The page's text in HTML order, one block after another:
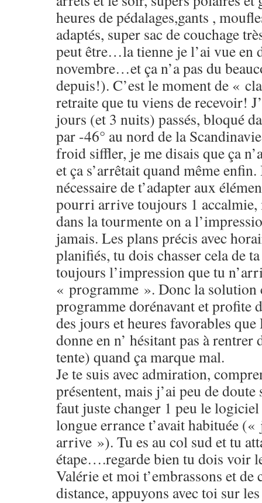
heures de pédalages,gants ,
adaptés, super sac de couchage
peut être…la tienne je l’ai vue en
novembre…et ça n’a pas du
depuis!). C’est le moment de «
retraite que tu viens de recevoir!
jours (et 3 nuits) passés, bloqué
par -46° au nord de la
froid siffler, je me disais que ça
et ça s’arrêtait quand même
nécessaire de t’adapter aux
pourri arrive toujours 1 accalmie,
dans la tourmente on a
jamais. Les plans précis avec
planifiés, tu dois chasser cela de
toujours l’impression que tu
« programme ». Donc la solution
programme dorénavant et profite
des jours et heures favorables
donne en n’ hésitant pas à
tente) quand ça marque mal.
Je te suis avec admiration,
présentent, mais j’ai peu de
faut juste changer 1 peu le
longue errance t’avait habituée («
arrive »). Tu es au col sud et tu
étape….regarde bien tu dois voir
Valérie et moi t’embrassons et de
distance, appuyons avec toi sur